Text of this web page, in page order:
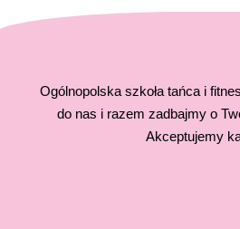
Ogólnopolska szkoła tańca i
do nas i razem zadbajmy o
Akceptujemy